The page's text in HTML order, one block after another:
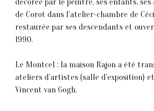
de Corot dans l’atelier-chambre de
restaurée par ses descendants et
1990.
Le Montcel : la maison Rajon a été
ateliers d’artistes (salle d’exposition)
Vincent van Gogh.